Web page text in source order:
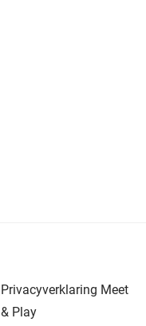
Privacyverklaring Meet
& Play